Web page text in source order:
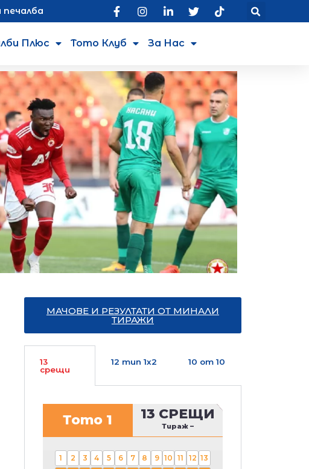
печалба
Плюс Тото Клуб За Нас
МАЧОВЕ И РЕЗУЛТАТИ ОТ МИНАЛИ
ТИРАЖИ
13
срещи
12 тип 1х2 10 от 10
Тото 1 13 СРЕЩИ
Тираж –
1 2 3 4 5 6 7 8 9 10 11 12 13